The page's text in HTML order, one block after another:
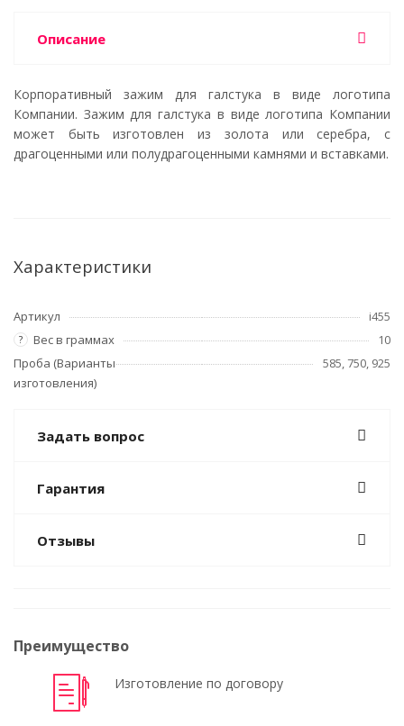
Описание
Корпоративный зажим для галстука в виде логотипа
Компании. Зажим для галстука в виде логотипа Компании
может быть изготовлен из золота или серебра, с
драгоценными или полудрагоценными камнями и вставками.
Характеристики
Артикул i455
? Вес в граммах
10
Проба (Варианты
изготовления)
585, 750, 925
Задать вопрос
Гарантия
Отзывы
Преимущество
Изготовление по договору